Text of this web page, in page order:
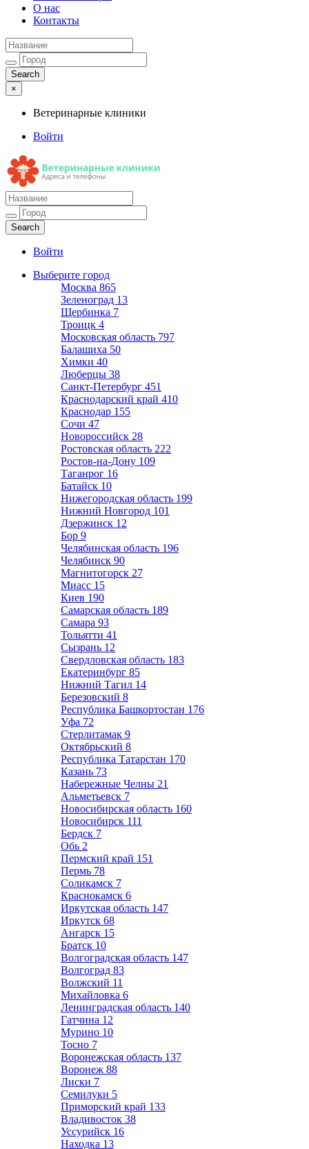
О нас
Контакты
×
Ветеринарные клиники
Войти
Ветеринарные клиники
Адреса и телефоны
Войти
Выберите город
Москва 865
Зеленоград 13
Щербинка 7
Троицк 4
Московская область 797
Балашиха 50
Химки 40
Люберцы 38
Санкт-Петербург 451
Краснодарский край 410
Краснодар 155
Сочи 47
Новороссийск 28
Ростовская область 222
Ростов-на-Дону 109
Таганрог 16
Батайск 10
Нижегородская область 199
Нижний Новгород 101
Дзержинск 12
Бор 9
Челябинская область 196
Челябинск 90
Магнитогорск 27
Миасс 15
Киев 190
Самарская область 189
Самара 93
Тольятти 41
Сызрань 12
Свердловская область 183
Екатеринбург 85
Нижний Тагил 14
Березовский 8
Республика Башкортостан 176
Уфа 72
Стерлитамак 9
Октябрьский 8
Республика Татарстан 170
Казань 73
Набережные Челны 21
Альметьевск 7
Новосибирская область 160
Новосибирск 111
Бердск 7
Обь 2
Пермский край 151
Пермь 78
Соликамск 7
Краснокамск 6
Иркутская область 147
Иркутск 68
Ангарск 15
Братск 10
Волгоградская область 147
Волгоград 83
Волжский 11
Михайловка 6
Ленинградская область 140
Гатчина 12
Мурино 10
Тосно 7
Воронежская область 137
Воронеж 88
Лиски 7
Семилуки 5
Приморский край 133
Владивосток 38
Уссурийск 16
Находка 13